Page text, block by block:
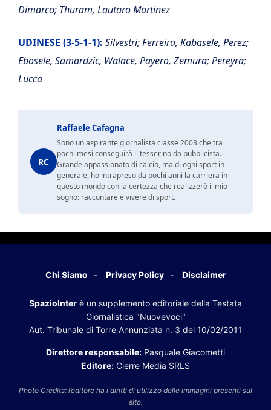
Dimarco; Thuram, Lautaro Martinez
UDINESE (3-5-1-1): Silvestri; Ferreira, Kabasele, Perez;
Ebosele, Samardzic, Walace, Payero, Zemura; Pereyra;
Lucca
RC
Raffaele Cafagna
Sono un aspirante giornalista classe 2003 che tra
pochi mesi conseguirà il tesserino da pubblicista.
Grande appassionato di calcio, ma di ogni sport in
generale, ho intrapreso da pochi anni la carriera in
questo mondo con la certezza che realizzerò il mio
sogno: raccontare e vivere di sport.
Chi Siamo Privacy Policy Disclaimer
SpazioInter è un supplemento editoriale della Testata
Giornalistica "Nuovevoci"
Aut. Tribunale di Torre Annunziata n. 3 del 10/02/2011
Direttore responsabile: Pasquale Giacometti
Editore: Cierre Media SRLS
Photo Credits: l’editore ha i diritti di utilizzo delle immagini presenti sul
sito.